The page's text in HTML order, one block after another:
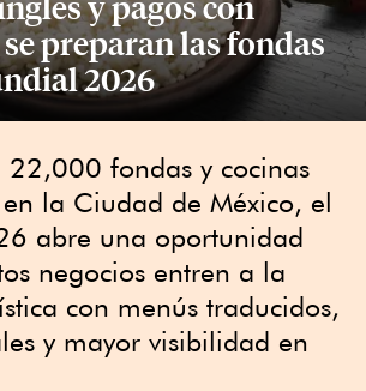
preparan las fondas
2026
22,000 fondas y cocinas
la Ciudad de México, el
abre una oportunidad
negocios entren a la
con menús traducidos,
y mayor visibilidad en